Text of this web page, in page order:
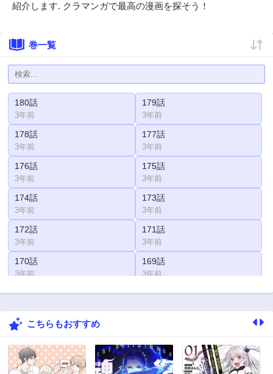
紹介します. クラマンガで最高の漫画を探そう！
巻一覧
180話
3年前
179話
3年前
178話
3年前
177話
3年前
176話
3年前
175話
3年前
174話
3年前
173話
3年前
172話
3年前
171話
3年前
170話
3年前
169話
3年前
168話 167話
166話
164話
3年前
163話
3年前
こちらもおすすめ